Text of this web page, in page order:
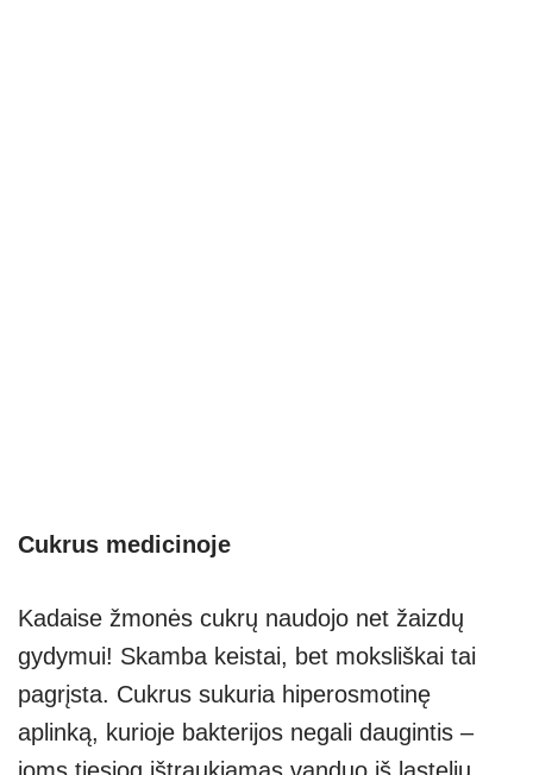
Cukrus medicinoje
Kadaise žmonės cukrų naudojo net žaizdų
gydymui! Skamba keistai, bet moksliškai tai
pagrįsta. Cukrus sukuria hiperosmotinę
aplinką, kurioje bakterijos negali daugintis –